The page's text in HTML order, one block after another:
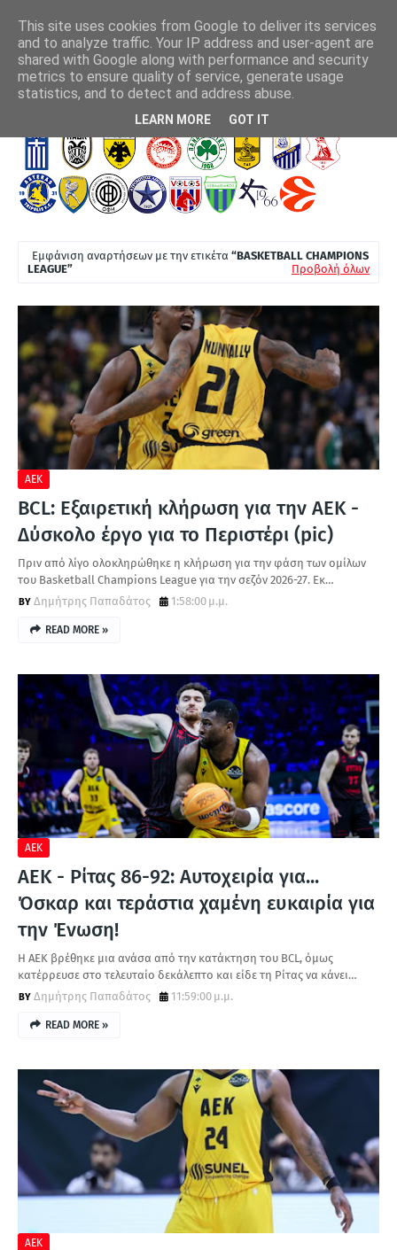
Ε
Υ
Α
Ν
Ε
Α
ΠΑΟΚ - Άντερλεχτ 0-1: Έμπλεξε και τώρα τρέχει
Εμφάνιση αναρτήσεων με την ετικέτα
BASKETBALL CHAMPIONS
LEAGUE
Προβολή όλων
ΑΕΚ
BCL: Εξαιρετική κλήρωση για την ΑΕΚ -
Δύσκολο έργο για το Περιστέρι (pic)
Πριν από λίγο ολοκληρώθηκε η κλήρωση για την φάση των ομίλων
του Basketball Champions League για την σεζόν 2026-27. Εκ…
Δημήτρης Παπαδάτος
1:58:00 μ.μ.
READ MORE »
ΑΕΚ
ΑΕΚ - Ρίτας 86-92: Αυτοχειρία για...
Όσκαρ και τεράστια χαμένη ευκαιρία για
την Ένωση!
Η ΑΕΚ βρέθηκε μια ανάσα από την κατάκτηση του BCL, όμως
κατέρρευσε στο τελευταίο δεκάλεπτο και είδε τη Ρίτας να κάνει…
Δημήτρης Παπαδάτος
11:59:00 μ.μ.
READ MORE »
ΑΕΚ
This site uses cookies from Google to deliver its services
and to analyze traffic. Your IP address and user-agent are
shared with Google along with performance and security
metrics to ensure quality of service, generate usage
statistics, and to detect and address abuse.
LEARN MORE GOT IT